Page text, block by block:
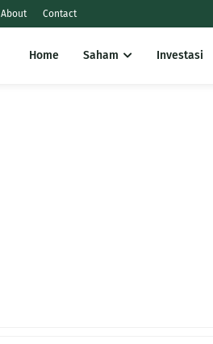
About Contact
Home Saham Investasi